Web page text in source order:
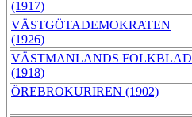
(1917)
VÄSTGÖTADEMOKRATEN
(1926)
VÄSTMANLANDS FOLKBLAD
(1918)
ÖREBROKURIREN (1902)